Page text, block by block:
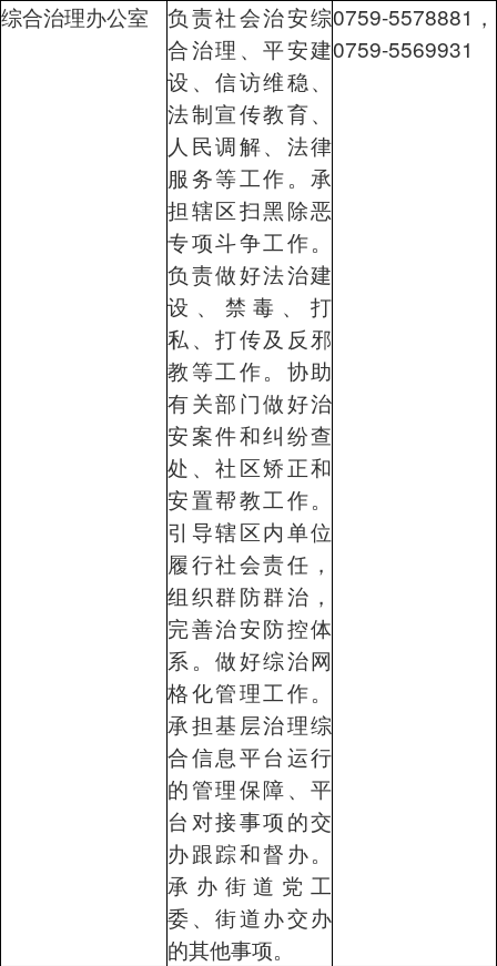
综合治理办公室
负责社会治安综
合治理、平安建
设、信访维稳、
法制宣传教育、
人民调解、法律
服务等工作。承
担辖区扫黑除恶
专项斗争工作。
负责做好法治建
设、禁毒、打
私、打传及反邪
教等工作。协助
有关部门做好治
安案件和纠纷查
处、社区矫正和
安置帮教工作。
引导辖区内单位
履行社会责任，
组织群防群治，
完善治安防控体
系。做好综治网
格化管理工作。
承担基层治理综
合信息平台运行
的管理保障、平
台对接事项的交
办跟踪和督办。
承办街道党工
委、街道办交办
的其他事项。
0759-5578881，
0759-5569931